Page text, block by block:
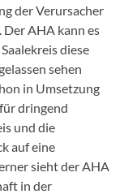
der Verursacher
Der AHA kann es
diese
sehen
in Umsetzung
dringend
und die
auf eine
sieht der AHA
in der